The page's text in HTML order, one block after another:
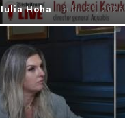
Iulia Hoha - iulie 21, 2026